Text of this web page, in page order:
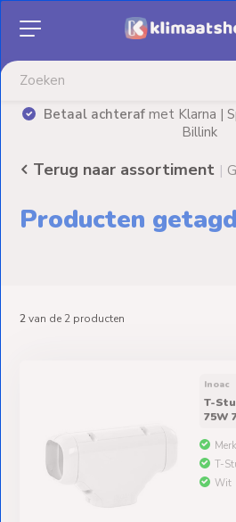
Betaal achterafmet Klarna |
Billink
Aanbiedingen
verwarming
Installatiematerialen
Spoed- en
Weekendleveringen
Terug naar assortiment |
Producten
2van de 2 producten
Inoac
T-
75W
T-
Wit